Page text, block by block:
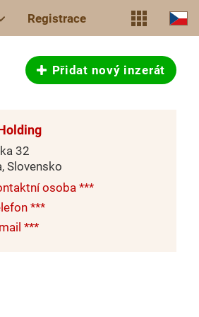
Registrace
Přidat nový inzerát
32
Slovensko
osoba ***
***
***